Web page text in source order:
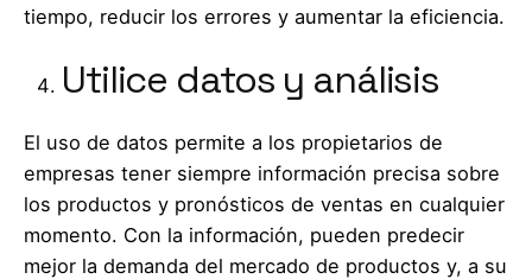
tiempo, reducir los errores y aumentar la eficiencia.
Utilice datos y análisis
El uso de datos permite a los propietarios de
empresas tener siempre información precisa sobre
los productos y pronósticos de ventas en cualquier
momento. Con la información, pueden predecir
mejor la demanda del mercado de productos y, a su